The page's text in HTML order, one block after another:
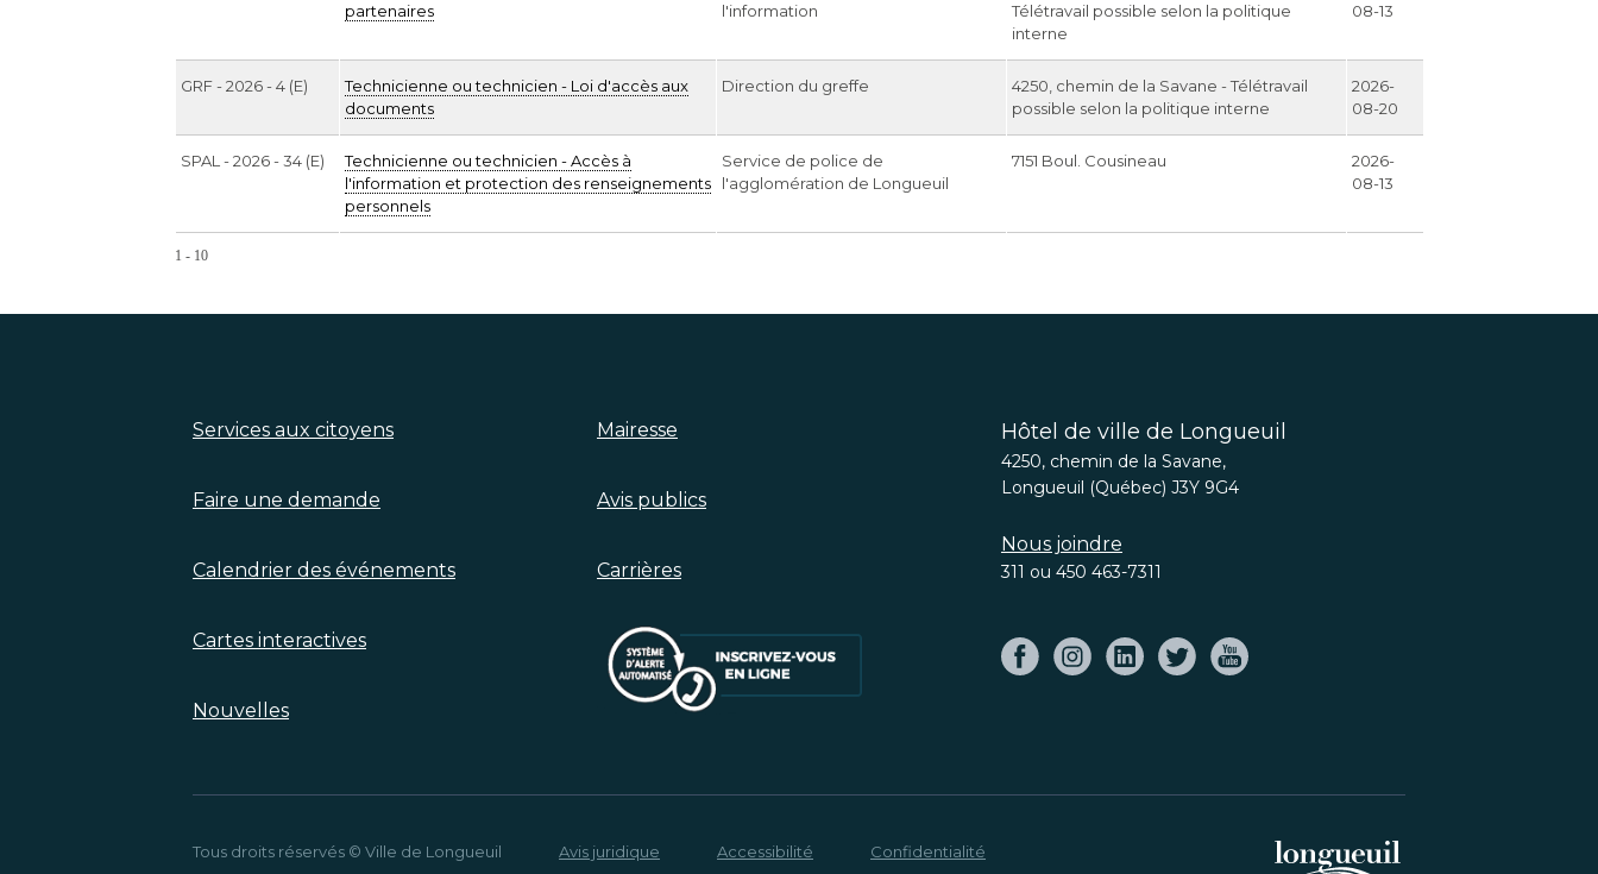
partenaires
l'information
Télétravail possible selon la politique
interne
08-13
GRF - 2026 - 4 (E)
Technicienne ou technicien - Loi d'accès aux
documents
Direction du greffe
4250, chemin de la Savane - Télétravail
possible selon la politique interne
2026-
08-20
SPAL - 2026 - 34 (E)
Technicienne ou technicien - Accès à
l'information et protection des renseignements
personnels
Service de police de
l'agglomération de Longueuil
7151 Boul. Cousineau
2026-
08-13
1 - 10
Services aux citoyens
Faire une demande
Calendrier des événements
Cartes interactives
Nouvelles
Mairesse
Avis publics
Carrières
Hôtel de ville de Longueuil
4250, chemin de la Savane,
Longueuil (Québec) J3Y 9G4
Nous joindre
311 ou 450 463-7311
Tous droits réservés © Ville de Longueuil Avis juridique Accessibilité Confidentialité